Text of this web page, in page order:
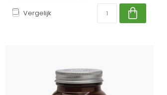
Vergelijk